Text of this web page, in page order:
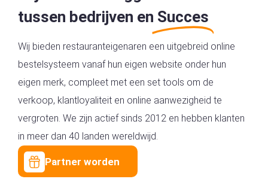
tussen bedrijven en Succes
Wij bieden restauranteigenaren een uitgebreid online
bestelsysteem vanaf hun eigen website onder hun
eigen merk, compleet met een set tools om de
verkoop, klantloyaliteit en online aanwezigheid te
vergroten. We zijn actief sinds 2012 en hebben klanten
in meer dan 40 landen wereldwijd.
Partner worden